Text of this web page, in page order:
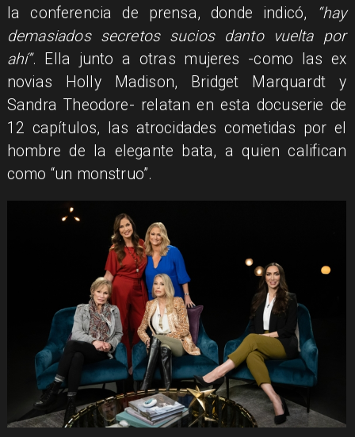
la conferencia de prensa, donde indicó,
“hay
demasiados secretos sucios danto vuelta por
ahí”. Ella junto a otras mujeres -como las ex
novias Holly Madison, Bridget Marquardt y
Sandra Theodore- relatan en esta docuserie de
12 capítulos, las atrocidades cometidas por el
hombre de la elegante bata, a quien califican
como “un monstruo”.